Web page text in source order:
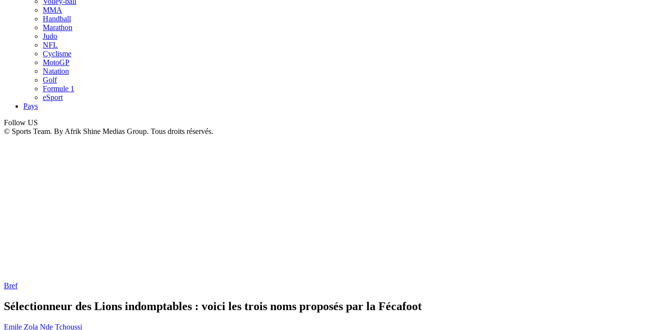
MMA
Handball
Marathon
Judo
NFL
Cyclisme
MotoGP
Natation
Golf
Formule 1
eSport
Pays
Follow US
© Sports Team. By Afrik Shine Medias Group. Tous droits réservés.
Bref
Sélectionneur des Lions indomptables : voici les trois noms proposés par la Fécafoot
Emile Zola Nde Tchoussi